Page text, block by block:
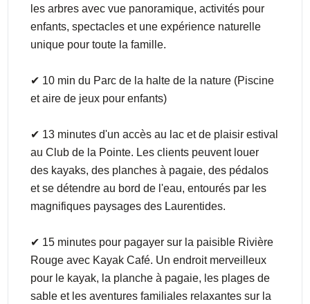
les arbres avec vue panoramique, activités pour
enfants, spectacles et une expérience naturelle
unique pour toute la famille.
✔ 10 min du Parc de la halte de la nature (Piscine
et aire de jeux pour enfants)
✔ 13 minutes d'un accès au lac et de plaisir estival
au Club de la Pointe. Les clients peuvent louer
des kayaks, des planches à pagaie, des pédalos
et se détendre au bord de l'eau, entourés par les
magnifiques paysages des Laurentides.
✔ 15 minutes pour pagayer sur la paisible Rivière
Rouge avec Kayak Café. Un endroit merveilleux
pour le kayak, la planche à pagaie, les plages de
sable et les aventures familiales relaxantes sur la